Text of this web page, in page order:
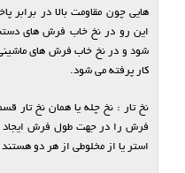
هایی چون مقاومت بالا در برابر
این رو در نخ خاب فرش های
شود و در نخ خاب فرش های ماشینی
کار پرفته می شود.
نخ تار : نخ چله یا همان نخ تار
فرش را در جهت طول فرش ایجاد می
استر یا از مخلوطی از هر دو هستند